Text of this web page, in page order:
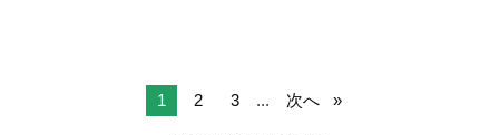
1 2 3 ... 次へ